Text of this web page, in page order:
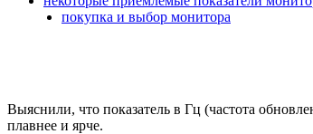
покупка и выбор монитора
Выяснили, что показатель в Гц (частота
плавнее и ярче.